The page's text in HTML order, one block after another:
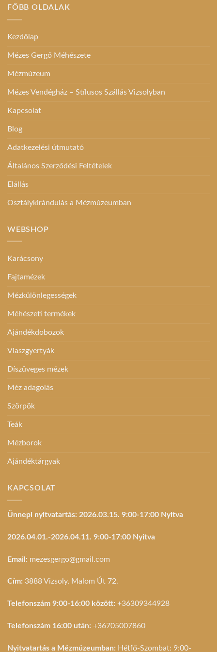
FŐBB OLDALAK
Kezdőlap
Mézes Gergő Méhészete
Mézmúzeum
Mézes Vendégház – Stílusos Szállás Vizsolyban
Kapcsolat
Blog
Adatkezelési útmutató
Általános Szerződési Feltételek
Elállás
Osztálykirándulás a Mézmúzeumban
WEBSHOP
Karácsony
Fajtamézek
Mézkülönlegességek
Méhészeti termékek
Ajándékdobozok
Viaszgyertyák
Díszüveges mézek
Méz adagolás
Szörpök
Teák
Mézborok
Ajándéktárgyak
KAPCSOLAT
Ünnepi nyitvatartás: 2026.03.15. 9:00-17:00 Nyitva
2026.04.01.-2026.04.11. 9:00-17:00 Nyitva
Email: mezesgergo@gmail.com
Cím: 3888 Vizsoly, Malom Út 72.
Telefonszám 9:00-16:00 között: +36309344928
Telefonszám 16:00 után: +36705007860
Nyitvatartás a Mézmúzeumban: Hétfő-Szombat: 9:00-